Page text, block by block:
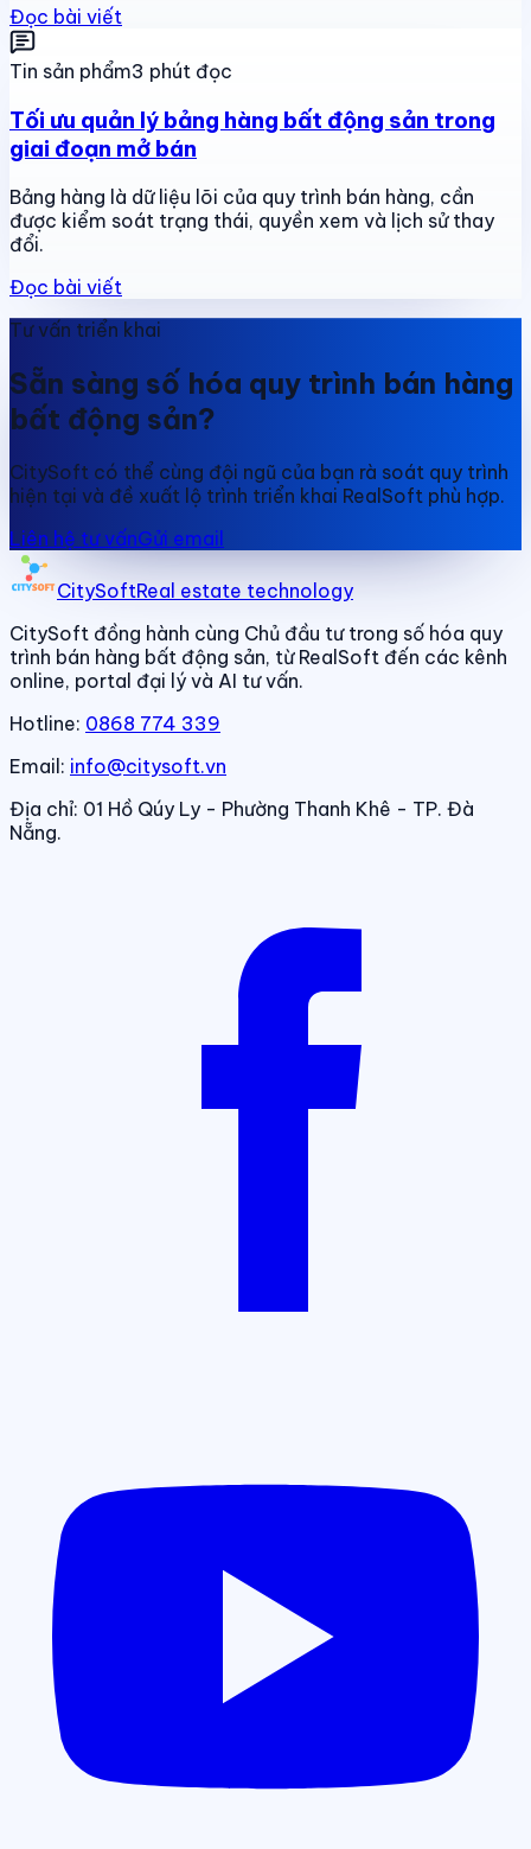
Đọc bài viết
Tin sản phẩm3 phút đọc
Tối ưu quản lý bảng hàng bất động sản trong
giai đoạn mở bán
Bảng hàng là dữ liệu lõi của quy trình bán hàng, cần
được kiểm soát trạng thái, quyền xem và lịch sử thay
đổi.
Đọc bài viết
Tư vấn triển khai
Sẵn sàng số hóa quy trình bán hàng
bất động sản?
CitySoft có thể cùng đội ngũ của bạn rà soát quy trình
hiện tại và đề xuất lộ trình triển khai RealSoft phù hợp.
Liên hệ tư vấnGửi email
CitySoftReal estate technology
CitySoft đồng hành cùng Chủ đầu tư trong số hóa quy
trình bán hàng bất động sản, từ RealSoft đến các kênh
online, portal đại lý và AI tư vấn.
Hotline: 0868 774 339
Email: info@citysoft.vn
Địa chỉ: 01 Hồ Qúy Ly - Phường Thanh Khê - TP. Đà
Nẵng.